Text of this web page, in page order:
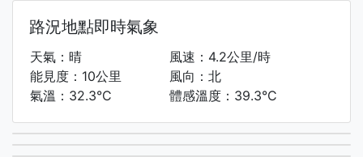
路況地點即時氣象
天氣：晴
能見度：10公里
氣溫：32.3°C
風速：4.2公里/時
風向：北
體感溫度：39.3°C